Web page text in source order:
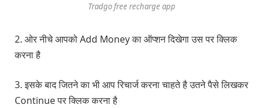
Tradgo free recharge app
2. ओर नीचे आपको Add Money का ऑप्शन दिखेगा उस पर क्लिक
करना है
3. इसके बाद जितने का भी आप रिचार्ज करना चाहते है उतने पैसे लिखकर
Continue पर क्लिक करना है